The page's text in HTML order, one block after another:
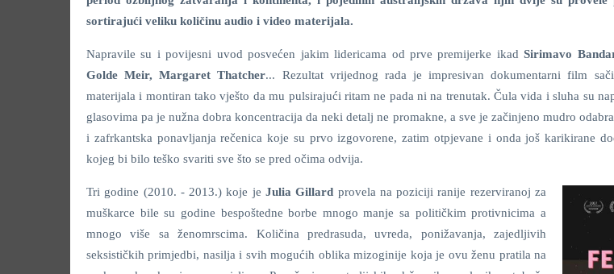
sortirajući veliku količinu audio i video materijala.
Napravile su i povijesni uvod posvećen jakim lidericama od prve premijerke ikadSirimavo
Golde Meir, Margaret Thatcher... Rezultat vrijednog rada je impresivan dokumentarni film
materijala i montiran tako vješto da mu pulsirajući ritam ne pada ni na trenutak. Čula vida i sluha su
glasovima pa je nužna dobra koncentracija da neki detalj ne promakne, a sve je začinjeno mudro
i zafrkantska ponavljanja rečenica koje su prvo izgovorene, zatim otpjevane i onda još karikirane
kojeg bi bilo teško svariti sve što se pred očima odvija.
Tri godine (2010. - 2013.) koje je Julia Gillard provela na poziciji ranije rezerviranoj za
muškarce bile su godine bespoštedne borbe mnogo manje sa političkim protivnicima a
mnogo više sa ženomrscima. Količina predrasuda, uvreda, ponižavanja, zajedljivih
seksističkih primjedbi, nasilja i svih mogućih oblika mizoginije koja je ovu ženu pratila na